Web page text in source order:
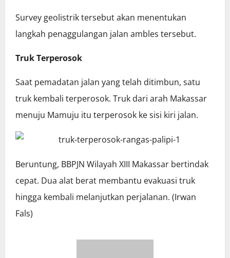
Survey geolistrik tersebut akan menentukan
langkah penaggulangan jalan ambles tersebut.
Truk Terperosok
Saat pemadatan jalan yang telah ditimbun, satu
truk kembali terperosok. Truk dari arah Makassar
menuju Mamuju itu terperosok ke sisi kiri jalan.
Beruntung, BBPJN Wilayah XIII Makassar bertindak
cepat. Dua alat berat membantu evakuasi truk
hingga kembali melanjutkan perjalanan. (Irwan
Fals)